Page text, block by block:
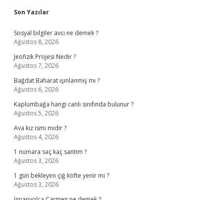
Sidebar
Son Yazılar
Sosyal bilgiler avcı ne demek ?
Ağustos 8, 2026
Jeofizik Projesi Nedir ?
Ağustos 7, 2026
Bağdat Baharat ışınlanmış mı ?
Ağustos 6, 2026
Kaplumbağa hangi canlı sınıfında bulunur ?
Ağustos 5, 2026
Ava kız ismi midir ?
Ağustos 4, 2026
1 numara saç kaç santim ?
Ağustos 3, 2026
1 gün bekleyen çiğ köfte yenir mi ?
Ağustos 3, 2026